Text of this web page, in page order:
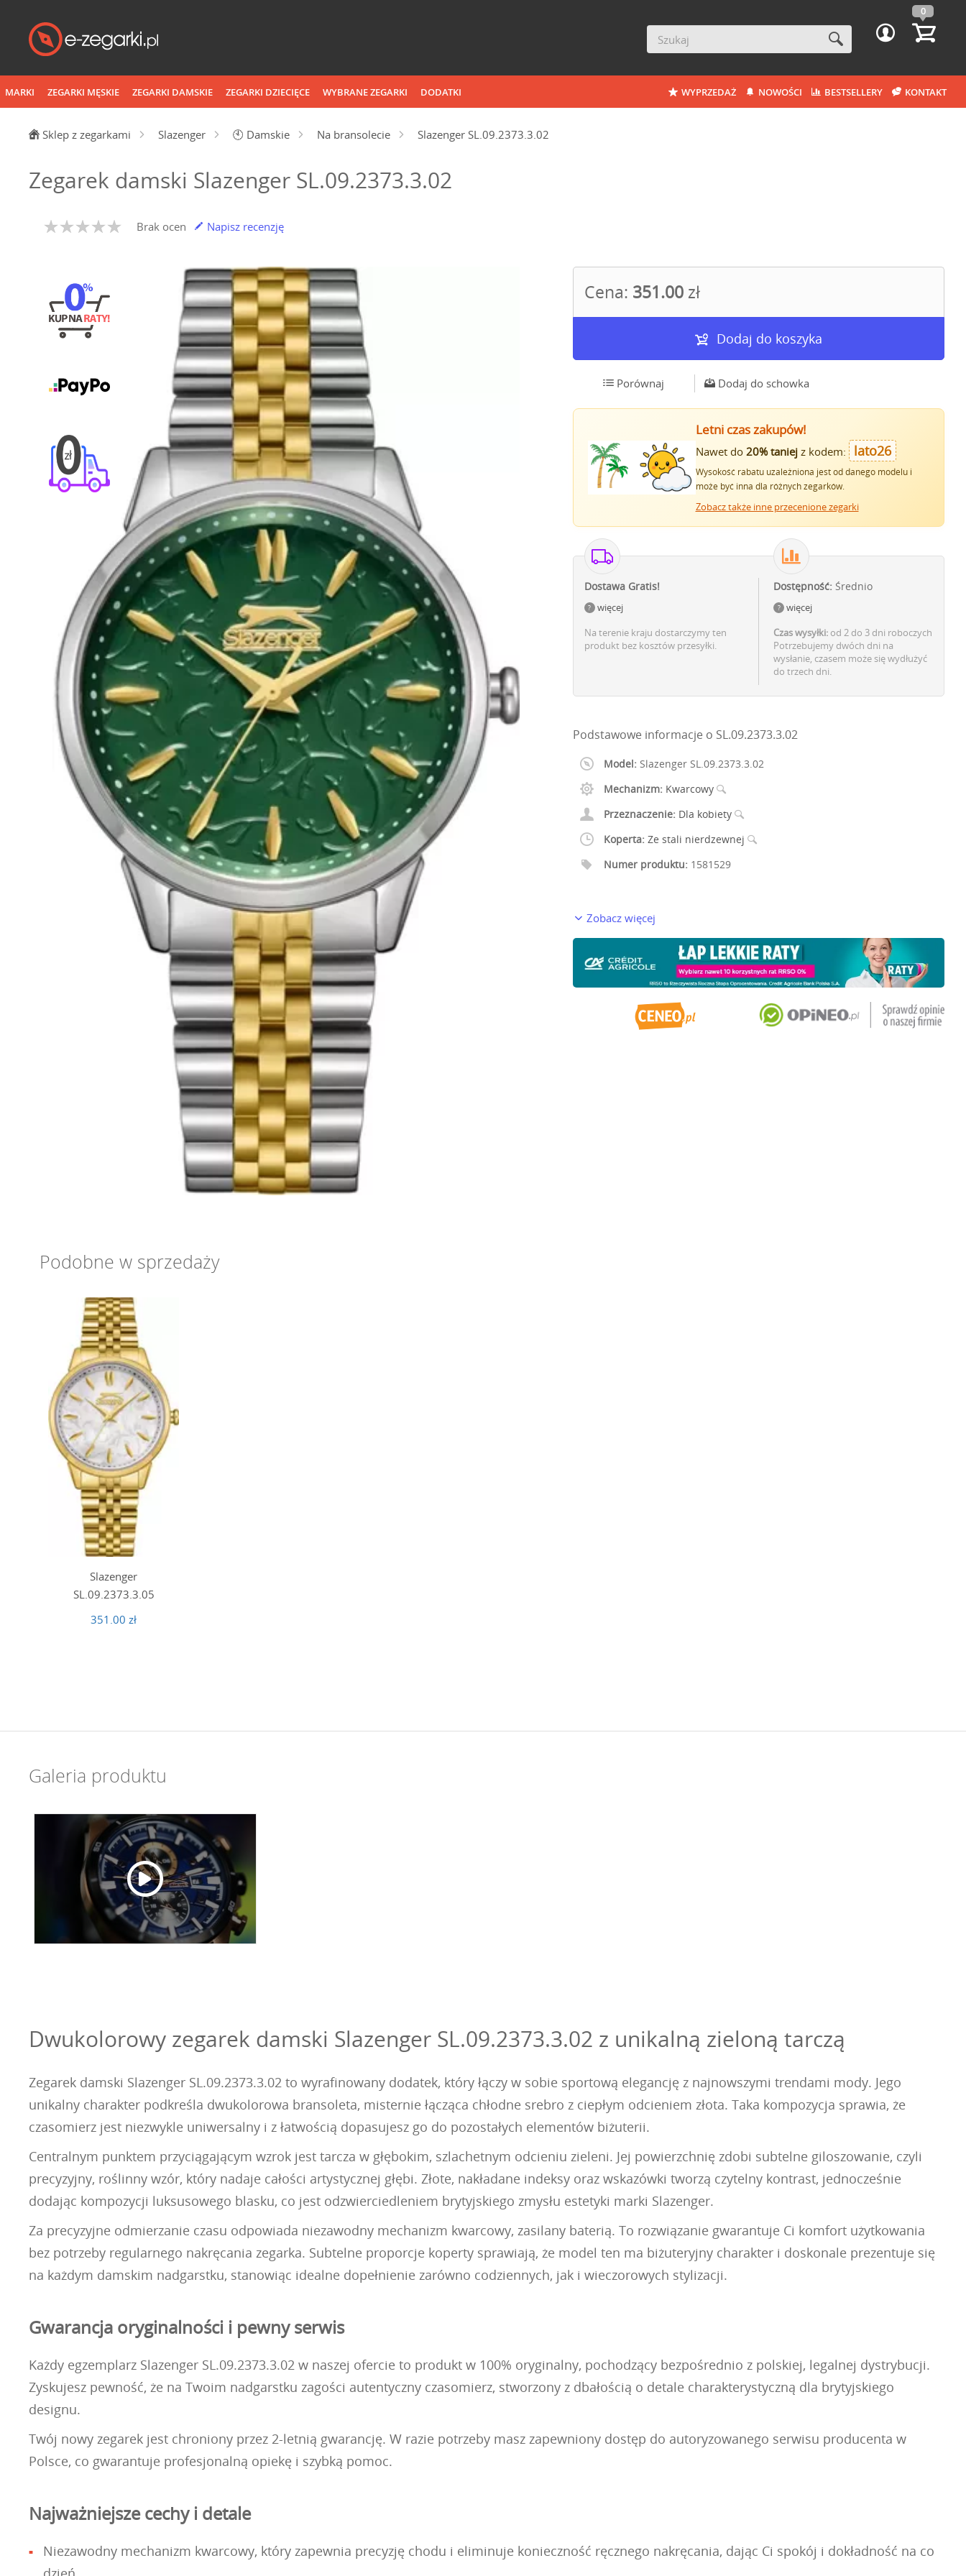
0
MARKI ZEGARKI MĘSKIE ZEGARKI DAMSKIE ZEGARKI DZIECIĘCE WYBRANE ZEGARKI DODATKI WYPRZEDAŻ NOWOŚCI BESTSELLERY KONTAKT
Sklep z zegarkami Slazenger 🕙 Damskie Na bransolecie Slazenger SL.09.2373.3.02
Zegarek damski Slazenger SL.09.2373.3.02
Brak ocen Napisz recenzję
Cena: 351.00 zł
Dodaj do koszyka
Porównaj Dodaj do schowka
Letni czas zakupów!
Nawet do 20% taniejz kodem: lato26
Wysokość rabatu uzależniona jest od danego modelu i
może być inna dla różnych zegarków.
Zobacz także inne przecenione zegarki
Dostawa Gratis!
więcej
Na terenie kraju dostarczymy ten
produkt bez kosztów przesyłki.
Dostępność:Średnio
więcej
Czas wysyłki: od 2 do 3 dni roboczych
Potrzebujemy dwóch dni na
wysłanie, czasem może się wydłużyć
do trzech dni.
Podstawowe informacje o SL.09.2373.3.02
Model: Slazenger SL.09.2373.3.02
Mechanizm: Kwarcowy
Przeznaczenie: Dla kobiety
Koperta: Ze stali nierdzewnej
Numer produktu: 1581529
Zobacz więcej
Podobne w sprzedaży
Slazenger
SL.09.2373.3.05
351.00 zł
Galeria produktu
Dwukolorowy zegarek damski Slazenger SL.09.2373.3.02 z unikalną zieloną tarczą
Zegarek damski Slazenger SL.09.2373.3.02 to wyrafinowany dodatek, który łączy w sobie sportową elegancję z najnowszymi trendami mody. Jego
unikalny charakter podkreśla dwukolorowa bransoleta, misternie łącząca chłodne srebro z ciepłym odcieniem złota. Taka kompozycja sprawia, że
czasomierz jest niezwykle uniwersalny i z łatwością dopasujesz go do pozostałych elementów biżuterii.
Centralnym punktem przyciągającym wzrok jest tarcza w głębokim, szlachetnym odcieniu zieleni. Jej powierzchnię zdobi subtelne giloszowanie, czyli
precyzyjny, roślinny wzór, który nadaje całości artystycznej głębi. Złote, nakładane indeksy oraz wskazówki tworzą czytelny kontrast, jednocześnie
dodając kompozycji luksusowego blasku, co jest odzwierciedleniem brytyjskiego zmysłu estetyki marki Slazenger.
Za precyzyjne odmierzanie czasu odpowiada niezawodny mechanizm kwarcowy, zasilany baterią. To rozwiązanie gwarantuje Ci komfort użytkowania
bez potrzeby regularnego nakręcania zegarka. Subtelne proporcje koperty sprawiają, że model ten ma biżuteryjny charakter i doskonale prezentuje się
na każdym damskim nadgarstku, stanowiąc idealne dopełnienie zarówno codziennych, jak i wieczorowych stylizacji.
Gwarancja oryginalności i pewny serwis
Każdy egzemplarz Slazenger SL.09.2373.3.02 w naszej ofercie to produkt w 100% oryginalny, pochodzący bezpośrednio z polskiej, legalnej dystrybucji.
Zyskujesz pewność, że na Twoim nadgarstku zagości autentyczny czasomierz, stworzony z dbałością o detale charakterystyczną dla brytyjskiego
designu.
Twój nowy zegarek jest chroniony przez 2-letnią gwarancję. W razie potrzeby masz zapewniony dostęp do autoryzowanego serwisu producenta w
Polsce, co gwarantuje profesjonalną opiekę i szybką pomoc.
Najważniejsze cechy i detale
Niezawodny mechanizm kwarcowy, który zapewnia precyzję chodu i eliminuje konieczność ręcznego nakręcania, dając Ci spokój i dokładność na co